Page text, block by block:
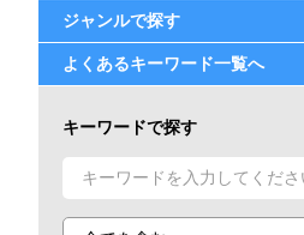
ジャンルで探す
よくあるキーワード一覧へ
キーワードで探す